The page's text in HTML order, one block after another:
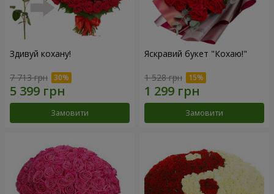
Здивуй кохану!
7 713 грн
Замовити
Яскравий букет "Кохаю!"
1 528 грн
Замовити